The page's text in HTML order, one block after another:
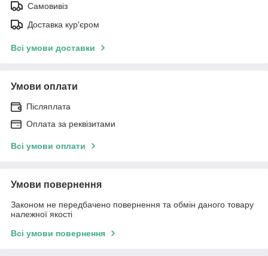
Самовивіз
Доставка кур'єром
Всі умови доставки
Умови оплати
Післяплата
Оплата за реквізитами
Всі умови оплати
Умови повернення
Законом не передбачено повернення та обмін даного товару
належної якості
Всі умови повернення